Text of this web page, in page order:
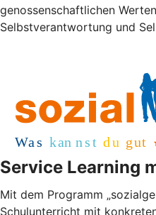
genossenschaftlichen
Selbstverantwortung und
Service Learning
Mit dem Programm
Schulunterricht mit